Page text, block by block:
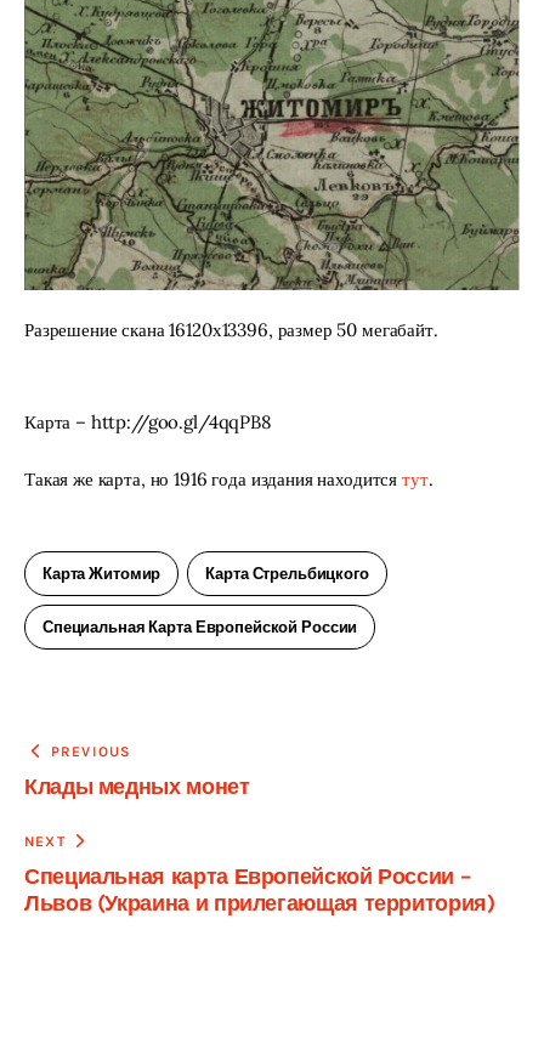
Разрешение скана 16120х13396, размер 50 мегабайт.
Карта – http://goo.gl/4qqPB8
Такая же карта, но 1916 года издания находится тут.
Карта Житомир Карта Стрельбицкого
Специальная Карта Европейской России
Навигация
по
записям
PREVIOUS
Клады медных монет
NEXT
Специальная карта Европейской России –
Львов (Украина и прилегающая территория)